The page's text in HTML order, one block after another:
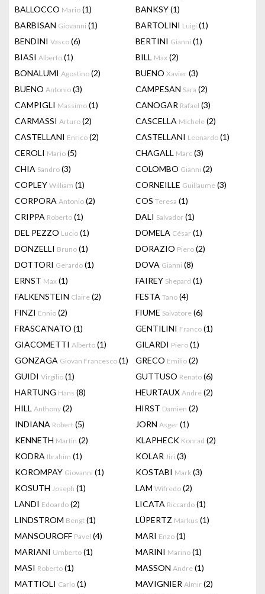
BALLOCCO Mario (1) BANKSY(1)
BARBISAN Giovanni (1) BARTOLINI Luigi (1)
BENDINI Vasco (6) BERTINI Gianni (1)
BIASI Alberto (1) BILL Max (2)
BONALUMI Agostino (2) BUENO Xavier (3)
BUENO Antonio (3) CAMPESAN Sara (2)
CAMPIGLI Massimo (1) CANOGAR Rafael (3)
CARMASSI Arturo (2) CASCELLA Michele (2)
CASTELLANI Enrico (2) CASTELLANI Leonardo (1)
CEROLI Mario (5) CHAGALL Marc (3)
CHIA Sandro (3) COLOMBO Gianni (2)
COPLEY William (1) CORNEILLE Guillaume (3)
CORPORA Antonio (2) COS Teresa (1)
CRIPPA Roberto (1) DALI Salvador (1)
DEL PEZZO Lucio (1) DOMELA César (1)
DONZELLI Bruno (1) DORAZIO Piero (2)
DOTTORI Gerardo (1) DOVA Gianni (8)
ERNST Max (1) FAIREY Shepard (1)
FALKENSTEIN Claire (2) FESTA Tano (4)
FINZI Ennio (2) FIUME Salvatore (6)
FRASCA'NATO (1) GENTILINI Franco (1)
GIACOMETTI Alberto (1) GILARDI Piero (1)
GONZAGA Giovan Francesco (1) GRECO Emilio (2)
GUIDI Virgilio (1) GUTTUSO Renato (6)
HARTUNG Hans (8) HEURTAUX André (2)
HILL Anthony (2) HIRST Damien (2)
INDIANA Robert (5) JORN Asger (1)
KENNETH Martin (2) KLAPHECK Konrad (2)
KODRA Ibrahim (1) KOLAR Jiri (3)
KOROMPAY Giovanni (1) KOSTABI Mark (3)
KOSUTH Joseph (1) LAM Wifredo (2)
LANDI Edoardo (2) LICATA Riccardo (1)
LINDSTROM Bengt (1) LÜPERTZ Markus (1)
MANSOUROFF Pavel (4) MARI Enzo (1)
MARIANI Umberto (1) MARINI Marino (1)
MASI Roberto (1) MASSON Andre (1)
MATTIOLI Carlo (1) MAVIGNIER Almir (2)